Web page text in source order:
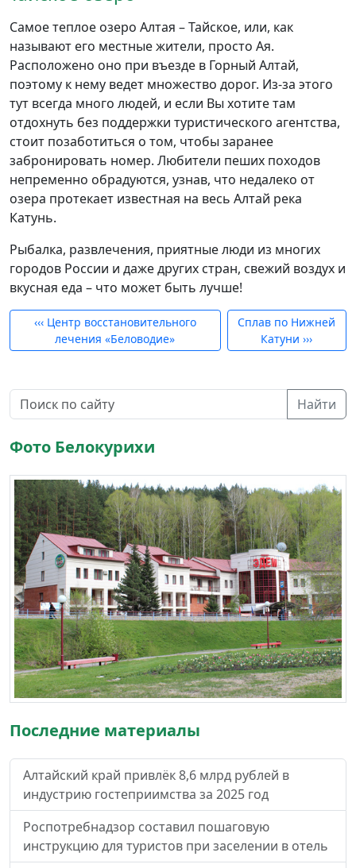
Самое теплое озеро Алтая – Тайское, или, как
называют его местные жители, просто Ая.
Расположено оно при въезде в Горный Алтай,
поэтому к нему ведет множество дорог. Из-за этого
тут всегда много людей, и если Вы хотите там
отдохнуть без поддержки туристического агентства,
стоит позаботиться о том, чтобы заранее
забронировать номер. Любители пеших походов
непременно обрадуются, узнав, что недалеко от
озера протекает известная на весь Алтай река
Катунь.
Рыбалка, развлечения, приятные люди из многих
городов России и даже других стран, свежий воздух и
вкусная еда – что может быть лучше!
‹‹‹ Центр восстановительного
лечения «Беловодие»
Сплав по Нижней
Катуни ›››
Найти
Фото Белокурихи
Последние материалы
Алтайский край привлёк 8,6 млрд рублей в
индустрию гостеприимства за 2025 год
Роспотребнадзор составил пошаговую
инструкцию для туристов при заселении в отель